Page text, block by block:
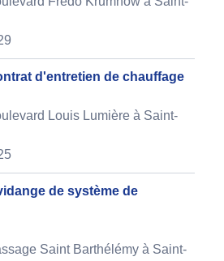
d'entretien de chauffage
Louis Lumière à Saint-
de système de
Saint Barthélémy à Saint-